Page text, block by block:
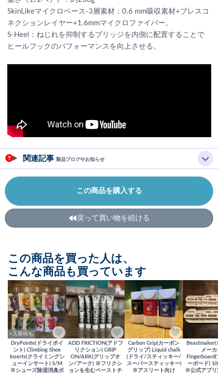
SkinLikeマイクロベース-3層素材：0.6 mm吸収素材+ブレスコ
ネクションレイヤー+1.6mmマイクロファイバー。
S-Heel：ねじれを抑制するブリッジを内側に配置することで
ヒールフックのパフォーマンスを向上させる。
関連記事 製品ブログやお知らせ
この商品を購入する
戻って買い物を続ける
この商品を買った人は、
こんな商品も買っています
×入荷待ち
DryPointe(ドライポイ
ント) Climbing Shoe
Inserts(クライミングシ
ューインサート) S/M
※シューズ除湿消臭ボ
ADD FRICTION(アドフ
リクション) GRIP
ON/ARK(グリップオ
ン/アーク) ※フリクシ
ョンを生むペーストチ
Carbon Grip(カーボン
グリップ) Liquid chalk
(ドライ/スティッキー/
スーパースティッキー)
※アスリート向け
メーカ
ーボード)
※公式アプ